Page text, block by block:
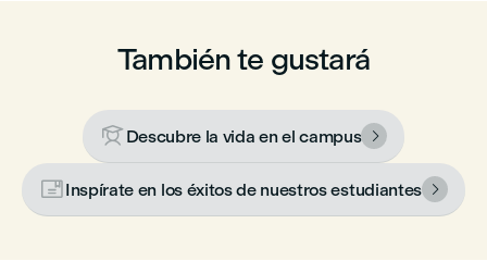
También te gustará
Descubre la vida en el campus 
Inspírate en los éxitos de nuestros estudiantes 